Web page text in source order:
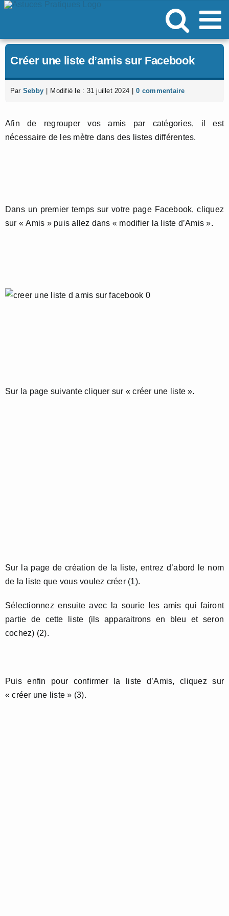
Passer
Créer une liste d’amis sur Facebook
Par Sebby Modifié le : 31 juillet 2024 0 commentaire
Afin de regrouper vos amis par catégories, il est
nécessaire de les mètre dans des listes différentes.
Dans un premier temps sur votre page Facebook, cliquez
sur « Amis » puis allez dans « modifier la liste d’Amis ».
Sur la page suivante cliquer sur « créer une liste ».
Sur la page de création de la liste, entrez d’abord le nom
de la liste que vous voulez créer (1).
Sélectionnez ensuite avec la sourie les amis qui fairont
partie de cette liste (ils apparaitrons en bleu et seron
cochez) (2).
Puis enfin pour confirmer la liste d’Amis, cliquez sur
« créer une liste » (3).